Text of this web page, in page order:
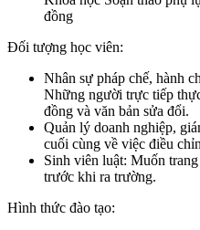
đồng
Đối tượng học viên:
Nhân sự pháp chế, hành
Những người trực tiếp
đồng và văn bản sửa đổi.
Quản lý doanh nghiệp,
cuối cùng về việc điều
Sinh viên luật: Muốn
trước khi ra trường.
Hình thức đào tạo: